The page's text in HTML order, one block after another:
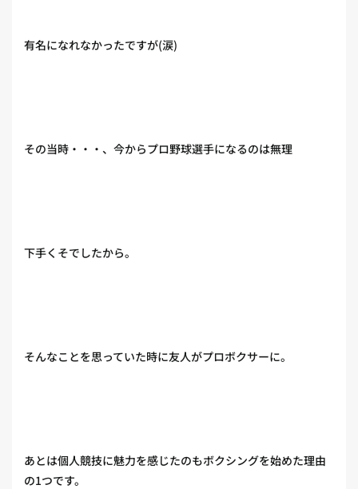
有名になれなかったですが(涙)
その当時・・・、今からプロ野球選手になるのは無理
下手くそでしたから。
そんなことを思っていた時に友人がプロボクサーに。
あとは個人競技に魅力を感じたのもボクシングを始めた理由
の1つです。